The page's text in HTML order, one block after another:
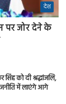
देश
पर जोर देने के
को दी श्रद्धांजलि,
में लाएंगे आगे